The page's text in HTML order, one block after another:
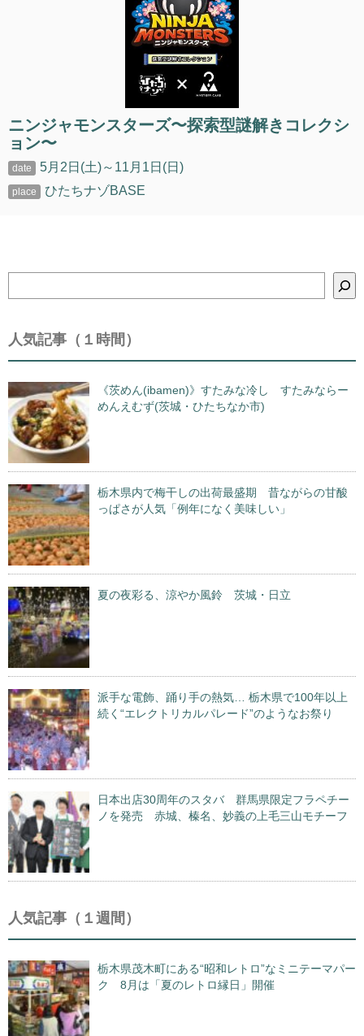
ニンジャモンスターズ〜探索型謎解きコレクシ
ョン〜
5月2日(土)～11月1日(日)
ひたちナゾBASE
索
人気記事（１時間）
《茨めん(ibamen)》すたみな冷し すたみならー
めんえむず(茨城・ひたちなか市)
栃木県内で梅干しの出荷最盛期 昔ながらの甘酸
っぱさが人気「例年になく美味しい」
夏の夜彩る、涼やか風鈴 茨城・日立
派手な電飾、踊り手の熱気… 栃木県で100年以上
続く“エレクトリカルパレード”のようなお祭り
日本出店30周年のスタバ 群馬県限定フラペチー
ノを発売 赤城、榛名、妙義の上毛三山モチーフ
人気記事（１週間）
栃木県茂木町にある“昭和レトロ”なミニテーマパー
ク 8月は「夏のレトロ縁日」開催